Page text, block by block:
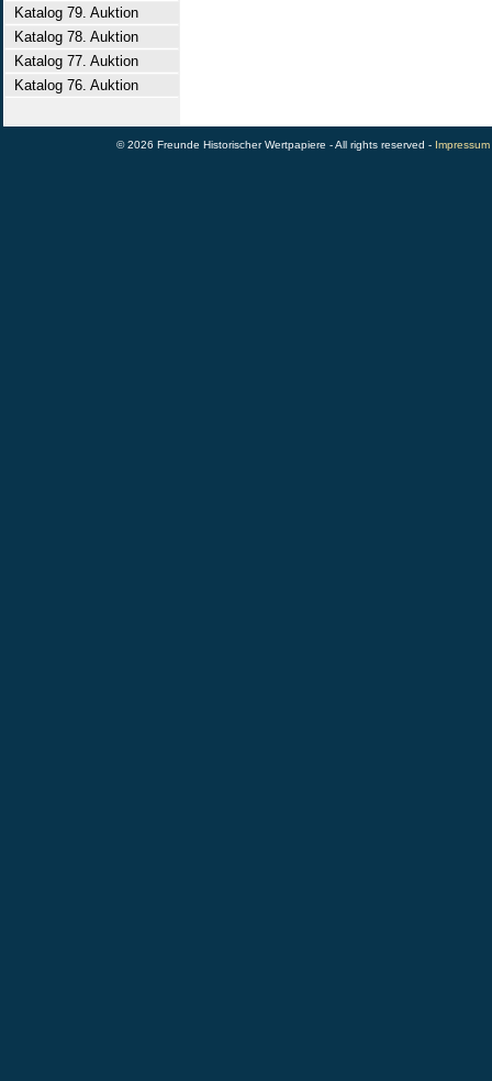
Katalog 79. Auktion
Katalog 78. Auktion
Katalog 77. Auktion
Katalog 76. Auktion
© 2026 Freunde Historischer Wertpapiere - All rights reserved - Impressum